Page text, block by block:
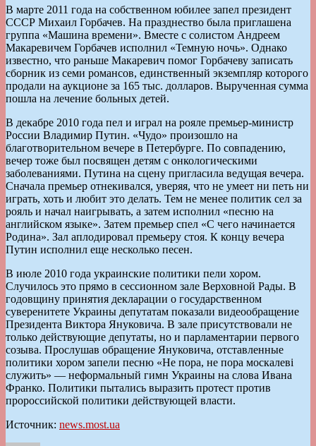
В марте 2011 года на собственном юбилее запел президент
СССР Михаил Горбачев. На празднество была приглашена
группа «Машина времени». Вместе с солистом Андреем
Макаревичем Горбачев исполнил «Темную ночь». Однако
известно, что раньше Макаревич помог Горбачеву записать
сборник из семи романсов, единственный экземпляр которого
продали на аукционе за 165 тыс. долларов. Вырученная сумма
пошла на лечение больных детей.
В декабре 2010 года пел и играл на рояле премьер-министр
России Владимир Путин. «Чудо» произошло на
благотворительном вечере в Петербурге. По совпадению,
вечер тоже был посвящен детям с онкологическими
заболеваниями. Путина на сцену пригласила ведущая вечера.
Сначала премьер отнекивался, уверяя, что не умеет ни петь ни
играть, хоть и любит это делать. Тем не менее политик сел за
рояль и начал наигрывать, а затем исполнил «песню на
английском языке». Затем премьер спел «С чего начинается
Родина». Зал аплодировал премьеру стоя. К концу вечера
Путин исполнил еще несколько песен.
В июле 2010 года украинские политики пели хором.
Случилось это прямо в сессионном зале Верховной Рады. В
годовщину принятия декларации о государственном
суверенитете Украины депутатам показали видеообращение
Президента Виктора Януковича. В зале присутствовали не
только действующие депутаты, но и парламентарии первого
созыва. Прослушав обращение Януковича, отставленные
политики хором запели песню «Не пора, не пора москалеві
служить» — неформальный гимн Украины на слова Ивана
Франко. Политики пытались выразить протест против
пророссийской политики действующей власти.
Источник: news.most.ua